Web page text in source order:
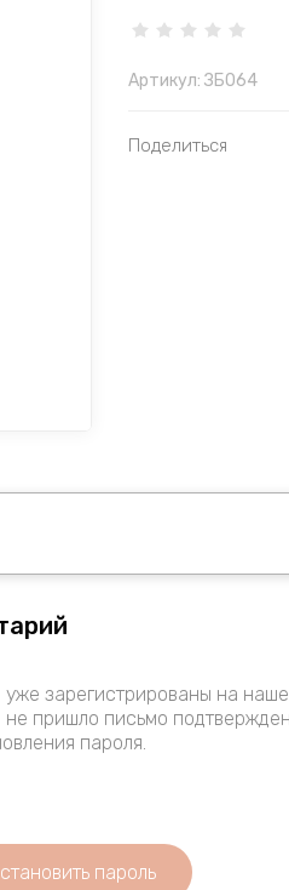
Артикул: ЗБ064
Поделиться
зарегистрированы на
пришло письмо
пароля.
пароль